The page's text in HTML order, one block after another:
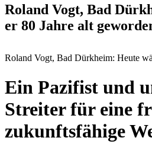
Roland Vogt, Bad
er 80 Jahre alt
Roland Vogt, Bad Dürkheim: Heute
Ein Pazifist und
Streiter für eine
zukunftsfähige